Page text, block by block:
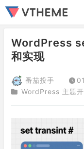
WordPress
和实现
番茄投手
WordPress 主题